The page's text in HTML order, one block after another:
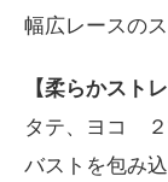
幅広レースの
【柔らかスト
タテ、ヨコ ２
バストを包み